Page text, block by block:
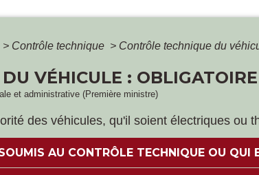
> Contrôle technique > Contrôle technique du
VÉHICULE :
et administrative (Première ministre)
des véhicules, qu'il soient électriques ou
AU CONTRÔLE TECHNIQUE OU QUI